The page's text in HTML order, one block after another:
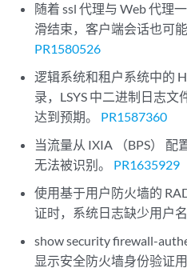
随着 ssl 代理与 Web 代理
滑结束，客户端会话也可
PR1580526
逻辑系统和租户系统中的
录，LSYS 中二进制日志
达到预期。 PR1587360
当流量从 IXIA （BPS） 配
无法被识别。 PR1635929
使用基于用户防火墙的
证时，系统日志缺少用户
show security firewall-
显示安全防火墙身份验证